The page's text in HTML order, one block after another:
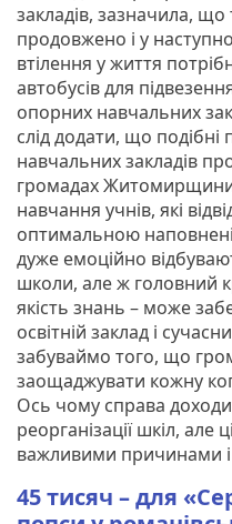
закладів, зазначила,
продовжено і у
втілення у життя
автобусів для
опорних навчальних
слід додати, що подібні
навчальних закладів
громадах
навчання учнів, які
оптимальною
дуже емоційно
школи, але ж головний
якість знань – може
освітній заклад і
забуваймо того, що
заощаджувати кожну
Ось чому справа
реорганізації шкіл, але
важливими причинами
45 тисяч – для